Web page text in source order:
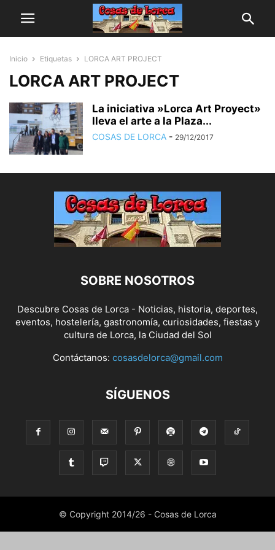
Inicio Etiquetas LORCA ART PROJECT
LORCA ART PROJECT
La iniciativa »Lorca Art Proyect»
lleva el arte a la Plaza...
COSAS DE LORCA - 29/12/2017
SOBRE NOSOTROS
Descubre Cosas de Lorca - Noticias, historia, deportes,
eventos, hostelería, gastronomía, curiosidades, fiestas y
cultura de Lorca, la Ciudad del Sol
Contáctanos: cosasdelorca@gmail.com
SÍGUENOS
© Copyright 2014/26 - Cosas de Lorca